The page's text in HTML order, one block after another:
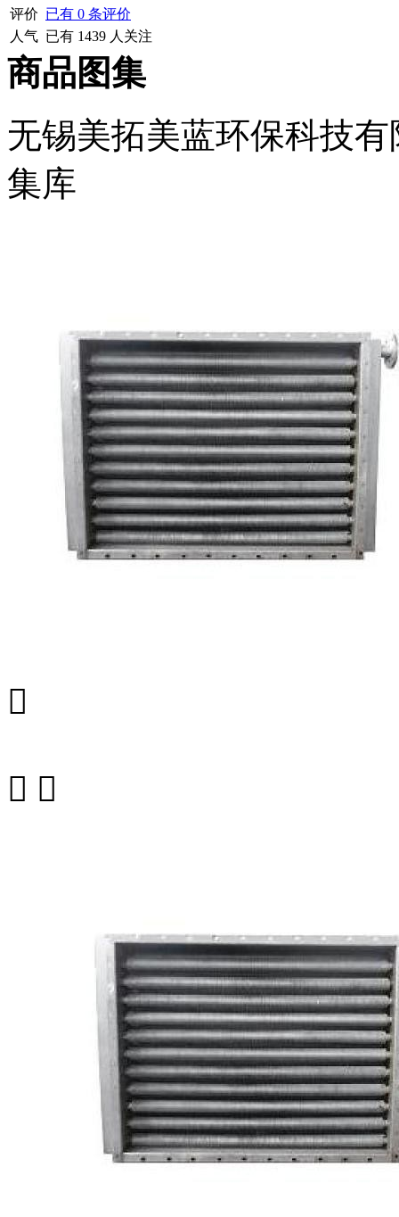
评价 已有 0 条评价
人气 已有 1439 人关注
商品图集
无锡美拓美蓝环保科技
集库

 